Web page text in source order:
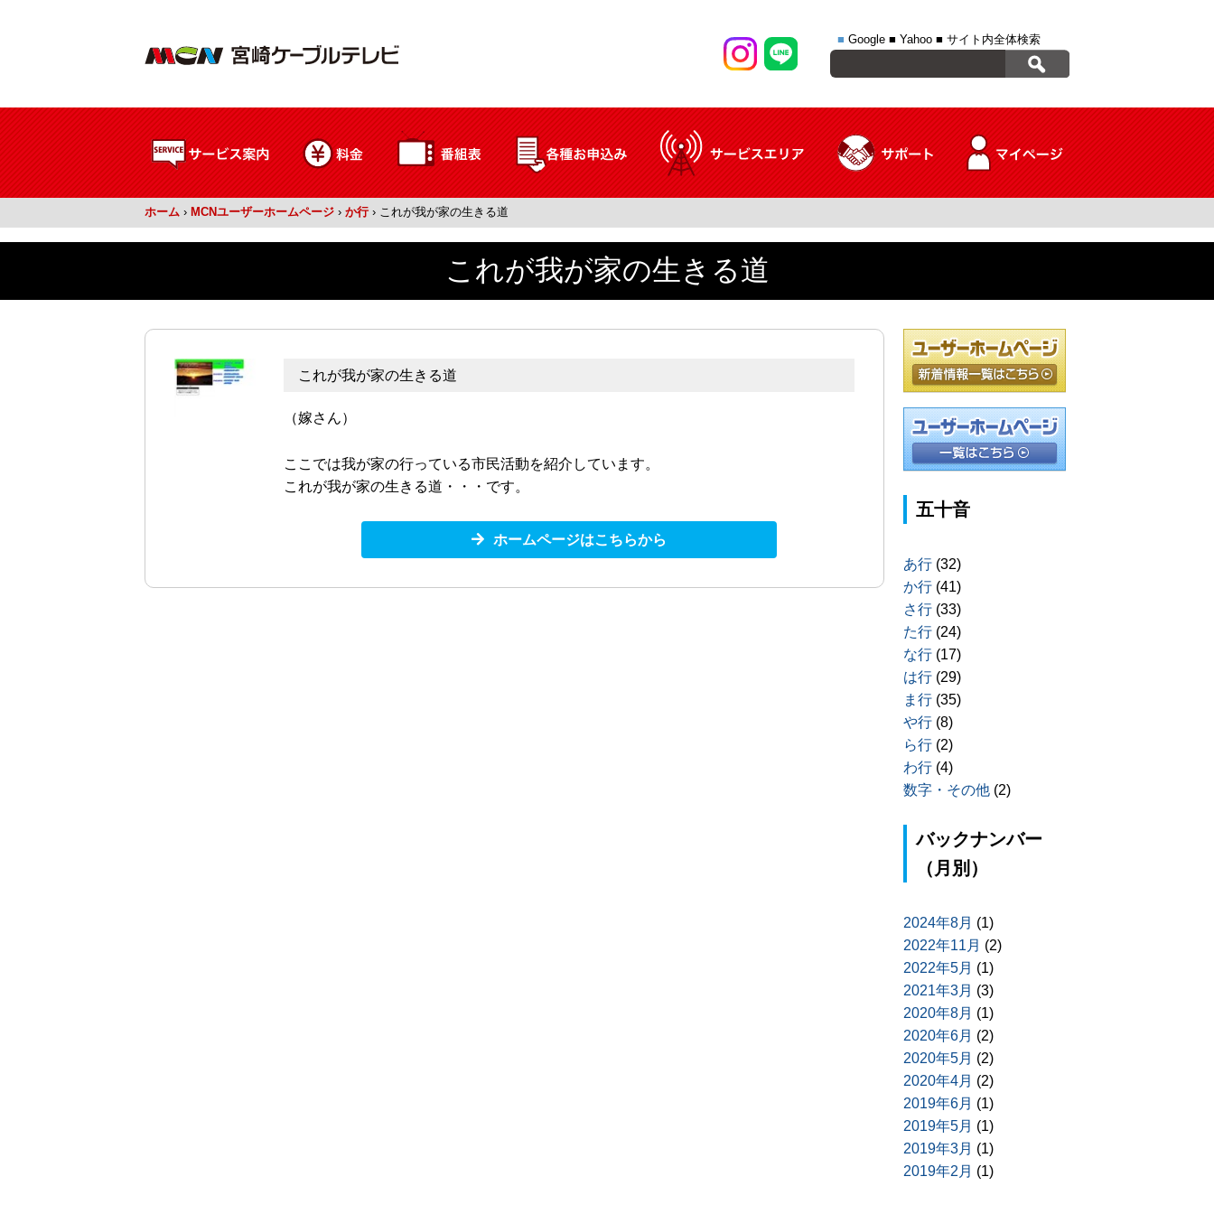
■ Google ■ Yahoo ■ サイト内全体検索
ホーム › MCNユーザーホームページ › か行 › これが我が家の生きる道
これが我が家の生きる道
これが我が家の生きる道
（嫁さん）
ここでは我が家の行っている市民活動を紹介しています。
これが我が家の生きる道・・・です。
ホームページはこちらから
五十音
あ行(32)
か行(41)
さ行(33)
た行(24)
な行(17)
は行(29)
ま行(35)
や行(8)
ら行(2)
わ行(4)
数字・その他(2)
バックナンバー
（月別）
2024年8月 (1)
2022年11月 (2)
2022年5月 (1)
2021年3月 (3)
2020年8月 (1)
2020年6月 (2)
2020年5月 (2)
2020年4月 (2)
2019年6月 (1)
2019年5月 (1)
2019年3月 (1)
2019年2月 (1)